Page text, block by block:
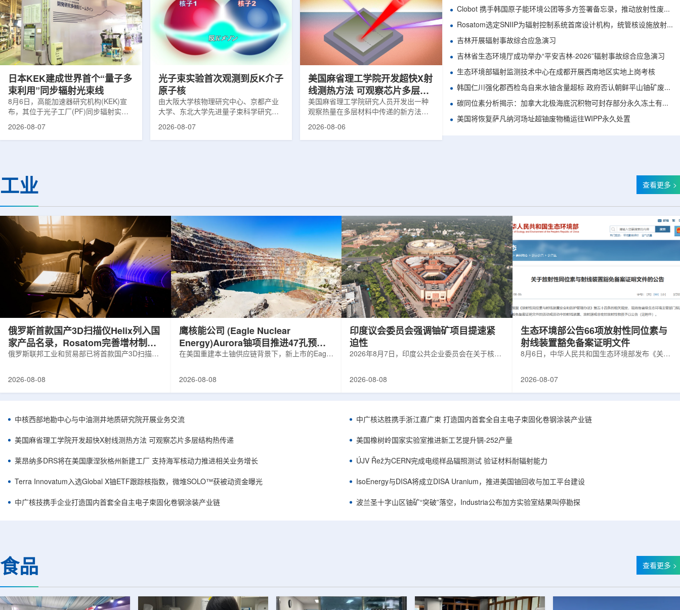
往标准数据表中部分不合理的核性质数
值，也为现代原子核理论模型提供了关
键实验验证。镄是自然界中不存在的人
工合成重元素，镄-255含有100个质子
和155个中子，实验获取极为困难。研究
团...
题覆盖高能物理、核物理、凝聚态物理
和宇宙学等多个理论物理前沿方向，同
时涉及超越标准模型物理、分子物理、
量子光学与量子信息、生物材料和生物
分子等交叉研究领域。广泛的议程...
结构元件。该实验由近探测器和远探测
器组成：近探测器位于费米实验室，远
探测器设在南达科他州桑福德地下研究
设施地下约1英里处。两个探测器都将采
用液氩时间投影室技术，用于记录中微
日本KEK建成世界首个“量子多
束利用”同步辐射光束线
8月6日，高能加速器研究机构(KEK)宣
布，其位于光子工厂(PF)同步辐射实验
装置的BL-11A和BL-11B光束线已建成世
心的同步辐射装置组成，定位为科研和
教育基础设施。新光束线的主要特点在
观...
2026-08-07
光子束实验首次观测到反K介子
原子核
由大阪大学核物理研究中心、京都产业
大学、东北大学先进量子束科学研究中
心、高丽大学、岐阜大学、中国近代物
射设施SP...
2026-08-07
美国麻省理工学院开发超快X射
线测热方法 可观察芯片多层结
构热传递
美国麻省理工学院研究人员开发出一种
观察热量在多层材料中传递的新方法，
可用于精确测量计算机芯片等电子器件
2026-08-06
Clobot 携手韩国原子能环境公团等多方签署备忘录，推动放射性废物安全管理多机型机器人示范
Rosatom选定SNIIP为辐射控制系统首席设计机构，统管核设施放射仪表标准化与进口替代保障
吉林开展辐射事故综合应急演习
吉林省生态环境厅成功举办“平安吉林-2026”辐射事故综合应急演习
生态环境部辐射监测技术中心在成都开展西南地区实地上岗考核
韩国仁川强化郡西检岛自来水铀含量超标 政府否认朝鲜平山铀矿废水影响
碳同位素分析揭示：加拿大北极海底沉积物可封存部分永久冻土有机碳
美国将恢复萨凡纳河场址超铀废物桶运往WIPP永久处置
工业 查看更多 >
俄罗斯首款国产3D扫描仪Helix列入国
家产品名录，Rosatom完善增材制造
技术链
俄罗斯联邦工业和贸易部已将首款国产3D扫描仪
完成。至此，Helix成为俄罗斯首款、也是目前唯
RangeVision Helix由俄罗斯国家原子能公司增材
制造合作伙伴RangeVision研发制造。自2025年
以来，该公司成为唯一纳入俄罗斯国家原子能公
司增材制造生态系统的俄罗斯3D扫描...
2026-08-08
鹰核能公司 (Eagle Nuclear
Energy)Aurora铀项目推进47孔预可
研钻探
在美国重建本土铀供应链背景下，新上市的Eagle
1300标准含indicated资源3275万磅、inferred
孔、总进尺约2.7万英尺的预可研钻探，待联邦与
州审批通过后开工，预计2027年下半年完成预可
研。技术端近期增补Yukuskokon Professional
Services，并扩大与BBA USA、SLR I...
2026-08-08
印度议会委员会强调铀矿项目提速紧
迫性
2026年8月7日，印度公共企业委员会在关于核电
建项目将产量翻倍，但委员会认为该时间表偏晚
将拉长进口燃料战略敏感期。目前PHWR机组约
25GWe年需U3O8约5400吨，UCIL仅能满足约
30%，须靠加速国产与多元化供应降低进口依
赖。委员会支持UCIL与NTPC组建合资企业参股
海外铀...
2026-08-08
生态环境部公告66项放射性同位素与
射线装置豁免备案证明文件
8月6日，中华人民共和国生态环境部发布《关于
将各省级生态环境主管部门报送的、已获得豁免
置、放射源或非密封放射性物质予以公告。随公
告发布的汇总表共列出66项备案记录，涉及山
2026-08-07
中核西部地勘中心与中油测井地质研究院开展业务交流
美国麻省理工学院开发超快X射线测热方法 可观察芯片多层结构热传递
莱昂纳多DRS将在美国康涅狄格州新建工厂 支持海军核动力推进相关业务增长
Terra Innovatum入选Global X铀ETF跟踪核指数，微堆SOLO™获被动资金曝光
中广核技携手企业打造国内首套全自主电子束固化卷钢涂装产业链
中广核达胜携手浙江嘉广束 打造国内首套全自主电子束固化卷钢涂装产业链
美国橡树岭国家实验室推进新工艺提升锎-252产量
ÚJV Řež为CERN完成电缆样品辐照测试 验证材料耐辐射能力
IsoEnergy与DISA将成立DISA Uranium，推进美国铀回收与加工平台建设
波兰圣十字山区铀矿“突破”落空，Industria公布加方实验室结果叫停勘探
食品 查看更多 >